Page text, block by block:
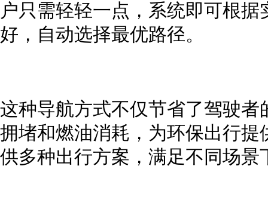
户只需轻轻一点，系统即可根
好，自动选择最优路径。
这种导航方式不仅节省了驾驶
拥堵和燃油消耗，为环保出行
供多种出行方案，满足不同场景